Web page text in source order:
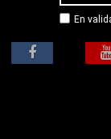
En